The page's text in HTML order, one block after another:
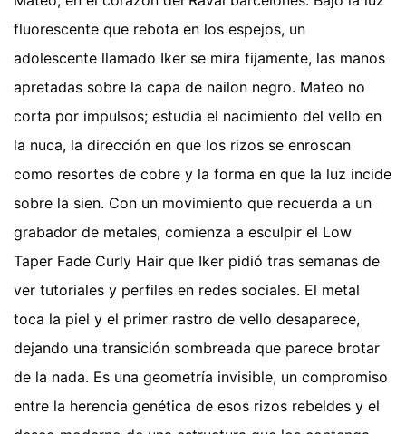
fluorescente que rebota en los espejos, un
adolescente llamado Iker se mira fijamente, las manos
apretadas sobre la capa de nailon negro. Mateo no
corta por impulsos; estudia el nacimiento del vello en
la nuca, la dirección en que los rizos se enroscan
como resortes de cobre y la forma en que la luz incide
sobre la sien. Con un movimiento que recuerda a un
grabador de metales, comienza a esculpir el Low
Taper Fade Curly Hair que Iker pidió tras semanas de
ver tutoriales y perfiles en redes sociales. El metal
toca la piel y el primer rastro de vello desaparece,
dejando una transición sombreada que parece brotar
de la nada. Es una geometría invisible, un compromiso
entre la herencia genética de esos rizos rebeldes y el